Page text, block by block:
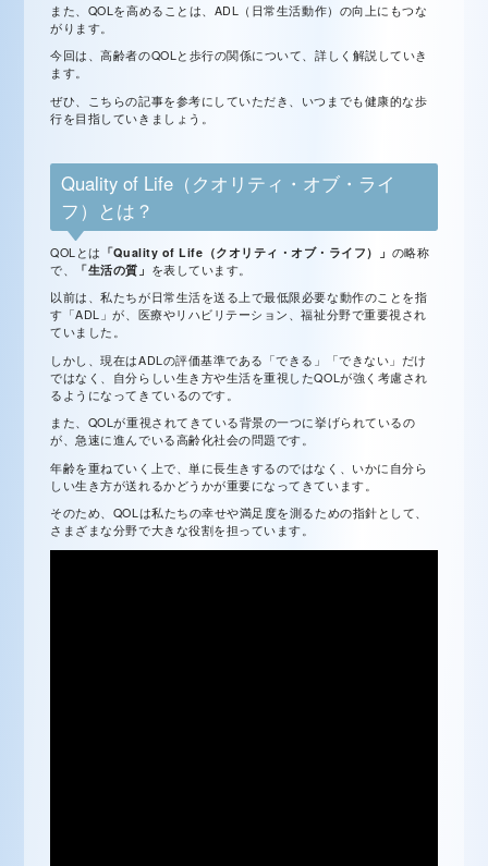
また、QOLを高めることは、ADL（日常生活動作）の向上にもつな
がります。
今回は、高齢者のQOLと歩行の関係について、詳しく解説していき
ます。
ぜひ、こちらの記事を参考にしていただき、いつまでも健康的な歩
行を目指していきましょう。
Quality of Life（クオリティ・オブ・ライ
フ）とは？
QOLとは 「Quality of Life（クオリティ・オブ・ライフ）」 の略称
で、
「生活の質」 を表しています。
以前は、私たちが日常生活を送る上で最低限必要な動作のことを指
す「ADL」が、医療やリハビリテーション、福祉分野で重要視され
ていました。
しかし、現在はADLの評価基準である「できる」「できない」だけ
ではなく、自分らしい生き方や生活を重視したQOLが強く考慮され
るようになってきているのです。
また、QOLが重視されてきている背景の一つに挙げられているの
が、急速に進んでいる高齢化社会の問題です。
年齢を重ねていく上で、単に長生きするのではなく、いかに自分ら
しい生き方が送れるかどうかが重要になってきています。
そのため、QOLは私たちの幸せや満足度を測るための指針として、
さまざまな分野で大きな役割を担っています。